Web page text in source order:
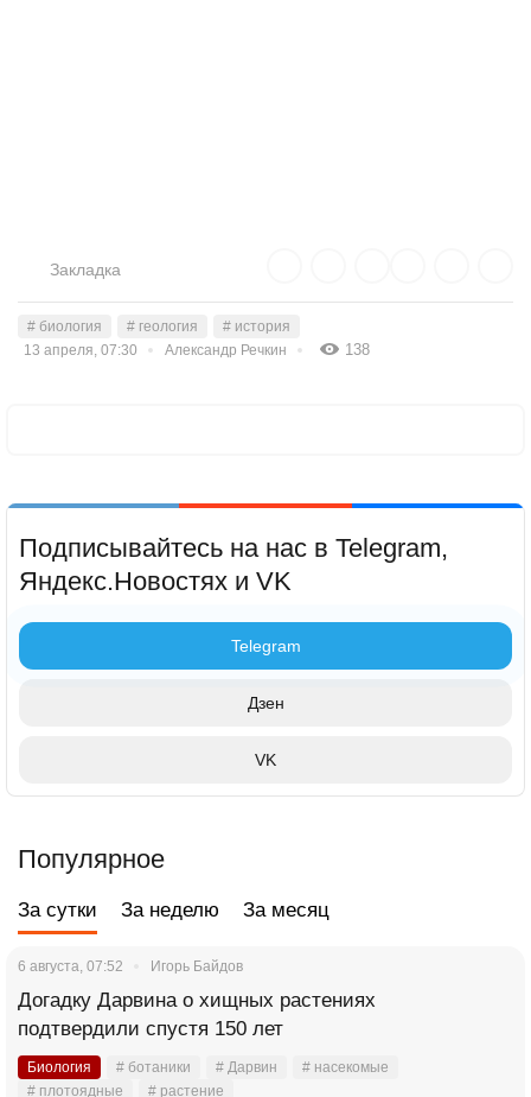
Закладка
13 апреля, 07:30 Александр Речкин 138
# биология # геология # история
Подписывайтесь на нас в Telegram,
Яндекс.Новостях и VK
Telegram
Дзен
VK
Популярное
За сутки За неделю За месяц
6 августа, 07:52 Игорь Байдов
Догадку Дарвина о хищных растениях
подтвердили спустя 150 лет
Биология # ботаники # Дарвин
# насекомые
# плотоядные
# растение